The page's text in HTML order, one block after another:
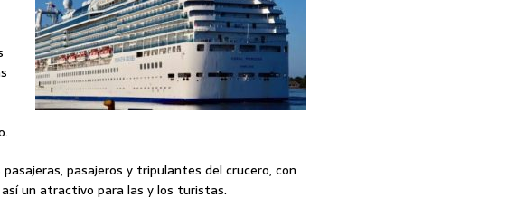
pasajeros y tripulantes del crucero, con
un atractivo para las y los turistas.